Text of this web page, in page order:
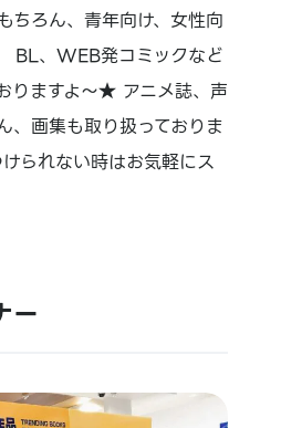
ちろん、青年向け、女性向
BL、WEB発コミックなど
りますよ～★ アニメ誌、声
、画集も取り扱っておりま
られない時はお気軽にス
ー